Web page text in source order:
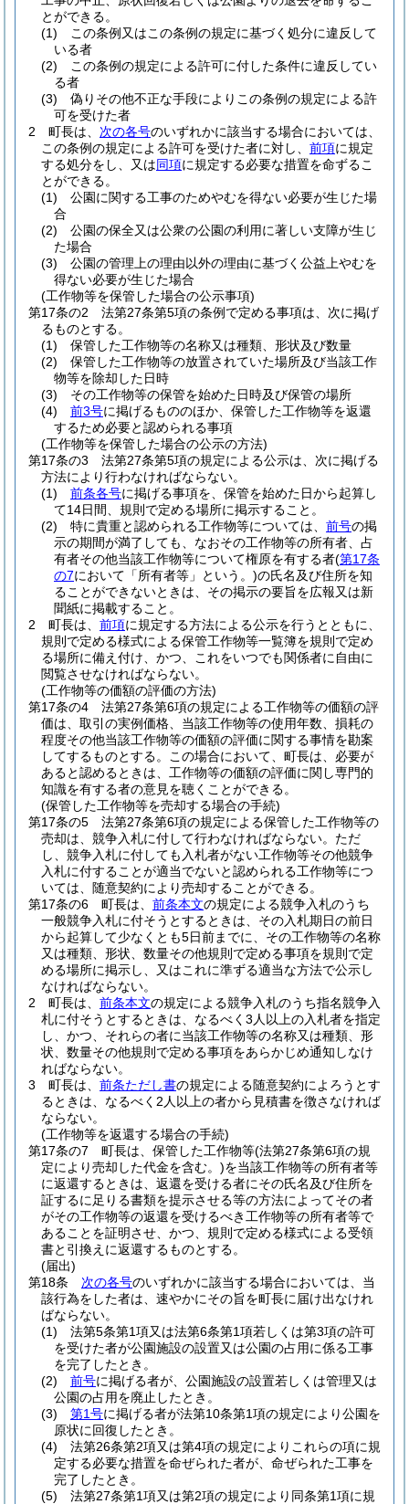
とができる。
(1)
この条例又はこの条例の規定に基づく処分に違反して
いる者
(2)
この条例の規定による許可に付した条件に違反してい
る者
(3)
偽りその他不正な手段によりこの条例の規定による許
可を受けた者
2
町長は、 次の各号のいずれかに該当する場合においては、
この条例の規定による許可を受けた者に対し、 前項に規定
する処分をし、又は同項に規定する必要な措置を命ずるこ
とができる。
(1)
公園に関する工事のためやむを得ない必要が生じた場
合
(2)
公園の保全又は公衆の公園の利用に著しい支障が生じ
た場合
(3)
公園の管理上の理由以外の理由に基づく公益上やむを
得ない必要が生じた場合
(工作物等を保管した場合の公示事項)
第17条の2
法第27条第5項の条例で定める事項は、次に掲げ
るものとする。
(1)
保管した工作物等の名称又は種類、形状及び数量
(2)
保管した工作物等の放置されていた場所及び当該工作
物等を除却した日時
(3)
その工作物等の保管を始めた日時及び保管の場所
(4)
前3号に掲げるもののほか、保管した工作物等を返還
するため必要と認められる事項
(工作物等を保管した場合の公示の方法)
第17条の3
法第27条第5項の規定による公示は、次に掲げる
方法により行わなければならない。
(1)
前条各号に掲げる事項を、保管を始めた日から起算し
て14日間、規則で定める場所に掲示すること。
(2)
特に貴重と認められる工作物等については、 前号の掲
示の期間が満了しても、なおその工作物等の所有者、占
有者その他当該工作物等について権原を有する者(第17条
の7において「所有者等」という。)の氏名及び住所を知
ることができないときは、その掲示の要旨を広報又は新
聞紙に掲載すること。
2
町長は、 前項に規定する方法による公示を行うとともに、
規則で定める様式による保管工作物等一覧簿を規則で定め
る場所に備え付け、かつ、これをいつでも関係者に自由に
閲覧させなければならない。
(工作物等の価額の評価の方法)
第17条の4
法第27条第6項の規定による工作物等の価額の評
価は、取引の実例価格、当該工作物等の使用年数、損耗の
程度その他当該工作物等の価額の評価に関する事情を勘案
してするものとする。
この場合において、町長は、必要が
あると認めるときは、工作物等の価額の評価に関し専門的
知識を有する者の意見を聴くことができる。
(保管した工作物等を売却する場合の手続)
第17条の5
法第27条第6項の規定による保管した工作物等の
売却は、競争入札に付して行わなければならない。 ただ
し、競争入札に付しても入札者がない工作物等その他競争
入札に付することが適当でないと認められる工作物等につ
いては、随意契約により売却することができる。
第17条の6
町長は、 前条本文の規定による競争入札のうち
一般競争入札に付そうとするときは、その入札期日の前日
から起算して少なくとも5日前までに、その工作物等の名称
又は種類、形状、数量その他規則で定める事項を規則で定
める場所に掲示し、又はこれに準ずる適当な方法で公示し
なければならない。
2
町長は、 前条本文の規定による競争入札のうち指名競争入
札に付そうとするときは、なるべく3人以上の入札者を指定
し、かつ、それらの者に当該工作物等の名称又は種類、形
状、数量その他規則で定める事項をあらかじめ通知しなけ
ればならない。
3
町長は、 前条ただし書の規定による随意契約によろうとす
るときは、なるべく2人以上の者から見積書を徴さなければ
ならない。
(工作物等を返還する場合の手続)
第17条の7
町長は、保管した工作物等(法第27条第6項の規
定により売却した代金を含む。)を当該工作物等の所有者等
に返還するときは、返還を受ける者にその氏名及び住所を
証するに足りる書類を提示させる等の方法によってその者
がその工作物等の返還を受けるべき工作物等の所有者等で
あることを証明させ、かつ、規則で定める様式による受領
書と引換えに返還するものとする。
(届出)
第18条
次の各号のいずれかに該当する場合においては、当
該行為をした者は、速やかにその旨を町長に届け出なけれ
ばならない。
(1)
法第5条第1項又は法第6条第1項若しくは第3項の許可
を受けた者が公園施設の設置又は公園の占用に係る工事
を完了したとき。
(2)
前号に掲げる者が、公園施設の設置若しくは管理又は
公園の占用を廃止したとき。
(3)
第1号に掲げる者が法第10条第1項の規定により公園を
原状に回復したとき。
(4)
法第26条第2項又は第4項の規定によりこれらの項に規
定する必要な措置を命ぜられた者が、命ぜられた工事を
完了したとき。
(5)
法第27条第1項又は第2項の規定により同条第1項に規